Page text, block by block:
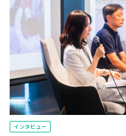
インタビュー